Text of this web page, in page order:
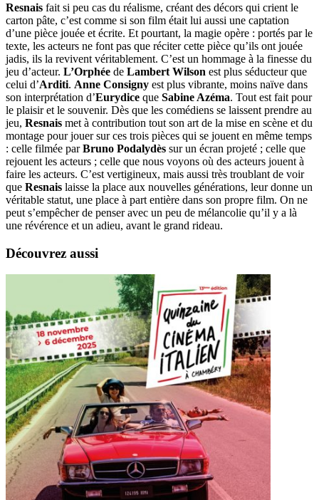
Resnais fait si peu cas du réalisme, créant des décors qui crient le
carton pâte, c’est comme si son film était lui aussi une captation
d’une pièce jouée et écrite. Et pourtant, la magie opère : portés par le
texte, les acteurs ne font pas que réciter cette pièce qu’ils ont jouée
jadis, ils la revivent véritablement. C’est un hommage à la finesse du
jeu d’acteur. L’Orphée de Lambert Wilson est plus séducteur que
celui d’Arditi. Anne Consigny est plus vibrante, moins naïve dans
son interprétation d’Eurydice que Sabine Azéma. Tout est fait pour
le plaisir et le souvenir. Dès que les comédiens se laissent prendre au
jeu, Resnais met à contribution tout son art de la mise en scène et du
montage pour jouer sur ces trois pièces qui se jouent en même temps
: celle filmée parBruno Podalydès sur un écran projeté ; celle que
rejouent les acteurs ; celle que nous voyons où des acteurs jouent à
faire les acteurs. C’est vertigineux, mais aussi très troublant de voir
que Resnais laisse la place aux nouvelles générations, leur donne un
véritable statut, une place à part entière dans son propre film. On ne
peut s’empêcher de penser avec un peu de mélancolie qu’il y a là
une révérence et un adieu, avant le grand rideau.
Découvrez aussi